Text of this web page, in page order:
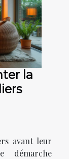
la
avant leur
démarche